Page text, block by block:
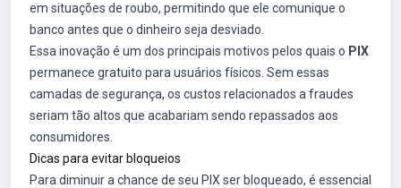
em situações de roubo, permitindo que ele comunique o
banco antes que o dinheiro seja desviado.
Essa inovação é um dos principais motivos pelos quais o PIX
permanece gratuito para usuários físicos. Sem essas
camadas de segurança, os custos relacionados a fraudes
seriam tão altos que acabariam sendo repassados aos
consumidores.
Dicas para evitar bloqueios
Para diminuir a chance de seu PIX ser bloqueado, é essencial